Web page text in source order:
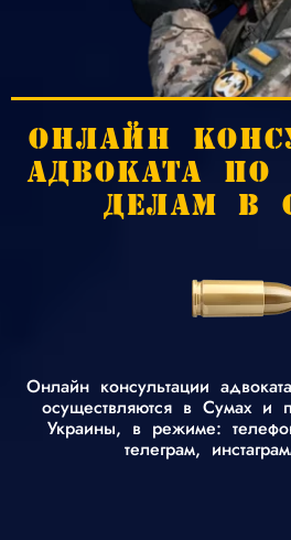
ОНЛАЙН
АДВОКАТА ПО
ДЕЛАМ В
Онлайн консультации
осуществляются в Сумах и
Украины, в режиме:
телеграм,